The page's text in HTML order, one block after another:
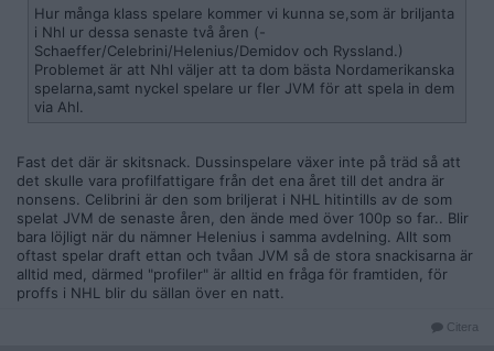
Hur många klass spelare kommer vi kunna se,som är briljanta
i Nhl ur dessa senaste två åren (-
Schaeffer/Celebrini/Helenius/Demidov och Ryssland.)
Problemet är att Nhl väljer att ta dom bästa Nordamerikanska
spelarna,samt nyckel spelare ur fler JVM för att spela in dem
via Ahl.
Fast det där är skitsnack. Dussinspelare växer inte på träd så att
det skulle vara profilfattigare från det ena året till det andra är
nonsens. Celibrini är den som briljerat i NHL hitintills av de som
spelat JVM de senaste åren, den ände med över 100p so far.. Blir
bara löjligt när du nämner Helenius i samma avdelning. Allt som
oftast spelar draft ettan och tvåan JVM så de stora snackisarna är
alltid med, därmed "profiler" är alltid en fråga för framtiden, för
proffs i NHL blir du sällan över en natt.
Citera